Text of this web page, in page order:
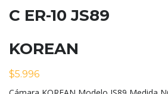
C ER-10 JS89
KOREAN
$5.996